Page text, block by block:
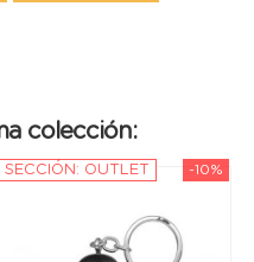
colección:
-10%
SECCIÓN: OUTLET